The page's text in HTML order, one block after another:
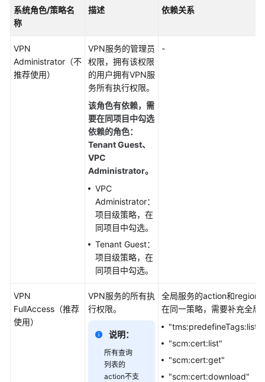
准
和
区
系统角色/策略名
称
描述 依赖关系
VPN
Administrator（不
推荐使用）
VPN服务的管理员
权限，拥有该权限
的用户拥有VPN服
务所有执行权限。
该角色有依赖， 需
要在同项目中勾选
依赖的角色：
Tenant Guest、
VPC
Administrator。
VPC
Administrator：
项目级策略，在
同项目中勾选。
Tenant Guest：
项目级策略，在
同项目中勾选。
-
VPN
FullAccess（推荐
使用）
VPN服务的所有执
行权限。
说明：
所有查询
列表的
action不支
全局服务的action和region
在同一策略，需要补充全局
"tms:predefineTags:list"
"scm:cert:list"
"scm:cert:get"
"scm:cert:download"